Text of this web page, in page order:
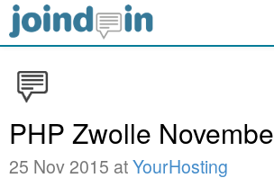
PHP Zwolle
25 Nov 2015 atYourHosting